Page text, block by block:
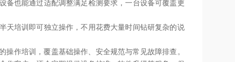
备也能通过适配调整满足检测要求，一台设备可覆盖更
天培训即可独立操作，不用花费大量时间钻研复杂的说
作培训，覆盖基础操作、安全规范与常见故障排查。